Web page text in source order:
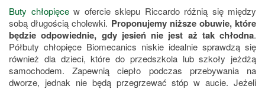
Buty chłopięcew ofercie sklepu Riccardo różnią się między
sobą długością cholewki. Proponujemy niższe obuwie, które
będzie odpowiednie, gdy jesień nie jest aż tak chłodna.
Półbuty chłopięce Biomecanics niskie idealnie sprawdzą się
również dla dzieci, które do przedszkola lub szkoły jeżdżą
samochodem. Zapewnią ciepło podczas przebywania na
dworze, jednak nie będą przegrzewać stóp w aucie. Jeżeli